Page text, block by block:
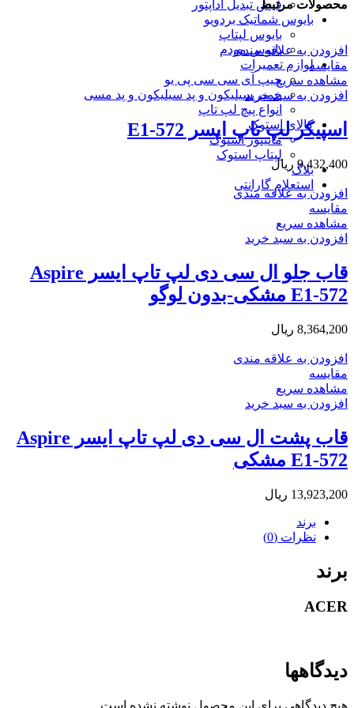
فیش تبدیل آداپتور
بایوس شماتیک بردویو
بایوس لپتاپ
بایوس مودم
لوازم تعمیرات
چیپ آی سی سی پی یو
خمیر سیلیکون و پد سیلیکون و پد مسی
انواع پیچ لپ تاپ
کالای استوک
مانیتور استوک
لپتاپ استوک
بلاگ
استعلام گارانتی
محصولات مرتبط
افزودن به علاقه مندی
مقایسه
مشاهده سریع
افزودن به سبد خرید
اسپیکر لپ تاپ ایسر E1-572
9,432,400 ریال
افزودن به علاقه مندی
مقایسه
مشاهده سریع
افزودن به سبد خرید
قاب جلو ال سی دی لپ تاپ ایسر Aspire
E1-572 مشکی-بدون لوگو
8,364,200 ریال
افزودن به علاقه مندی
مقایسه
مشاهده سریع
افزودن به سبد خرید
قاب پشت ال سی دی لپ تاپ ایسر Aspire
E1-572 مشکی
13,923,200 ریال
برند
نظرات (0)
برند
ACER
دیدگاهها
هیچ دیدگاهی برای این محصول نوشته نشده است.